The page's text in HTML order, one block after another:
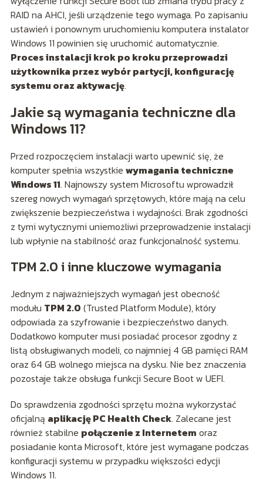
RAID na AHCI, jeśli urządzenie tego wymaga. Po zapisaniu
ustawień i ponownym uruchomieniu komputera instalator
Windows 11 powinien się uruchomić automatycznie.
Proces instalacji krok po kroku przeprowadzi
użytkownika przez wybór partycji, konfigurację
systemu oraz aktywację.
Jakie są wymagania techniczne dla
Windows 11?
Przed rozpoczęciem instalacji warto upewnić się, że
komputer spełnia wszystkie wymagania techniczne
Windows 11. Najnowszy system Microsoftu wprowadził
szereg nowych wymagań sprzętowych, które mają na celu
zwiększenie bezpieczeństwa i wydajności. Brak zgodności
z tymi wytycznymi uniemożliwi przeprowadzenie instalacji
lub wpłynie na stabilność oraz funkcjonalność systemu.
TPM 2.0 i inne kluczowe wymagania
Jednym z najważniejszych wymagań jest obecność
modułu TPM 2.0 (Trusted Platform Module), który
odpowiada za szyfrowanie i bezpieczeństwo danych.
Dodatkowo komputer musi posiadać procesor zgodny z
listą obsługiwanych modeli, co najmniej 4 GB pamięci RAM
oraz 64 GB wolnego miejsca na dysku. Nie bez znaczenia
pozostaje także obsługa funkcji Secure Boot w UEFI.
Do sprawdzenia zgodności sprzętu można wykorzystać
oficjalną aplikację PC Health Check. Zalecane jest
również stabilne połączenie z Internetem oraz
posiadanie konta Microsoft, które jest wymagane podczas
konfiguracji systemu w przypadku większości edycji
Windows 11.